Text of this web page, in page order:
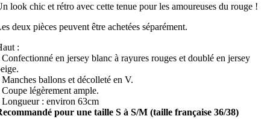
look chic et rétro avec cette tenue pour les amoureuses du rouge !
deux pièces peuvent être achetées séparément.
:
Confectionné en jersey blanc à rayures rouges et doublé en jersey
Manches ballons et décolleté en V.
Coupe légèrement ample.
Longueur : environ 63cm
pour une taille S à S/M (taille française 36/38)